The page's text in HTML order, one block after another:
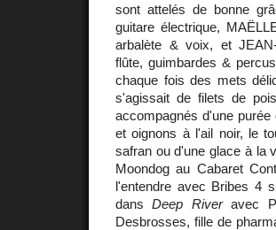
sont attelés de bonne
guitare électrique,
arbalète & voix, et
flûte, guimbardes &
chaque fois des mets
s'agissait de filets de
accompagnés d'une
et oignons à l'ail noir, le
safran ou d'une glace à la
Moondog au Cabaret
l'entendre avec Bribes 4
dansDeep Riveravec
Desbrosses, fille de